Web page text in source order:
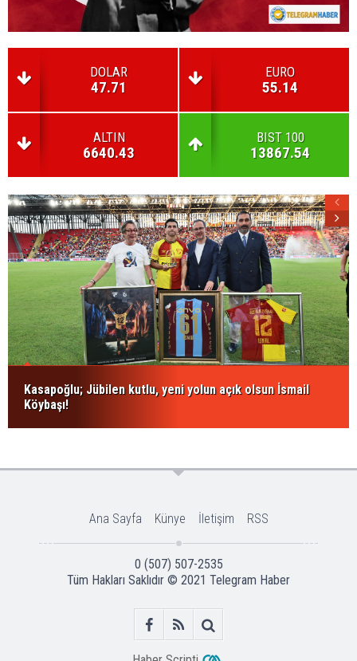
DOLAR
47.71
EURO
55.14
ALTIN
6640.43
BIST 100
13867.54
Kasapoğlu; Jübilen kutlu, yeni yolun açık olsun İsmail
Köybaşı!
Ana Sayfa Künye İletişim RSS
0 (507) 507-2535
Tüm Hakları Saklıdır © 2021 Telegram Haber